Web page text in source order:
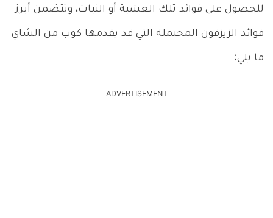
للحصول على فوائد تلك العشبة أو النبات، وتتضمن أبرز
فوائد الزيزفون المحتملة التي قد يقدمها كوب من الشاي
ما يلي:
ADVERTISEMENT